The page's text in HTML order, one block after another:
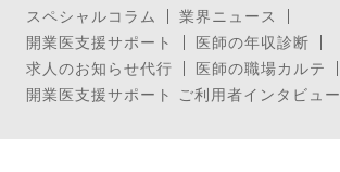
スペシャルコラム
業界ニュース
開業医支援サポート
医師の年収診断
求人のお知らせ代行
医師の職場カルテ
開業医支援サポート ご利用者インタビュー